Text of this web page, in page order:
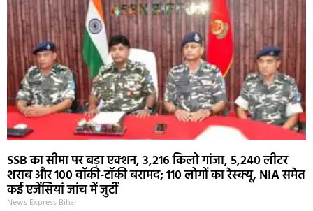
SSB का सीमा पर बड़ा एक्शन, 3,216 किलो गांजा, 5,240 लीटर
शराब और 100 वॉकी-टॉकी बरामद; 110 लोगों का रेस्क्यू, NIA समेत
कई एजेंसियां जांच में जुटीं
News Express Bihar